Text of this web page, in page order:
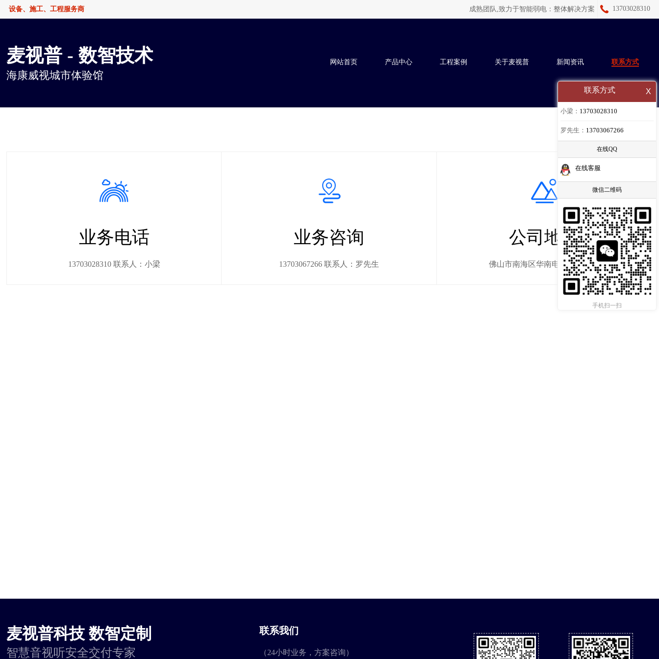
设备、施工、工程服务商 成熟团队,致力于智能弱电： 整体解决方案 13703028310
麦视普 - 数智技术
海康威视城市体验馆
网站首页 产品中心 工程案例 关于麦视普 新闻资讯 联系方式
业务电话
13703028310 联系人：小梁
业务咨询
13703067266 联系人：罗先生
公司地址
佛山市南海区华南电光城B区3路
麦视普科技 数智定制
智慧音视听安全交付专家
联系我们
（24小时业务，方案咨询）
联系方式 X
小梁： 13703028310
罗先生： 13703067266
在线QQ
在线客服
微信二维码
手机扫一扫